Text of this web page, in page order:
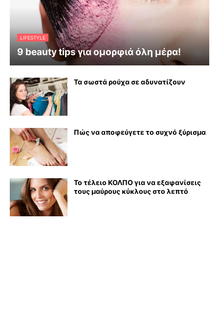
LIFESTYLE
9 beauty tips για ομορφιά όλη μέρα!
Τα σωστά ρούχα σε αδυνατίζουν
Πώς να αποφεύγετε το συχνό ξύρισμα
Το τέλειο ΚΟΛΠΟ για να εξαφανίσεις
τους μαύρους κύκλους στο λεπτό